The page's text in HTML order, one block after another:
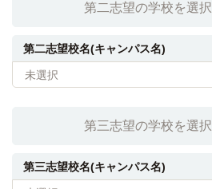
第二志望の学校を選択
第二志望校名(キャンパス名)
未選択
第三志望の学校を選択
第三志望校名(キャンパス名)